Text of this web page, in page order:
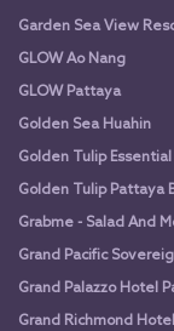
Garden Sea View
GLOW Ao Nang
GLOW Pattaya
Golden Sea Huahin
Golden Tulip
Golden Tulip Pattaya
Grabme - Salad And
Grand Pacific
Grand Palazzo Hotel
Grand Richmond Hotel